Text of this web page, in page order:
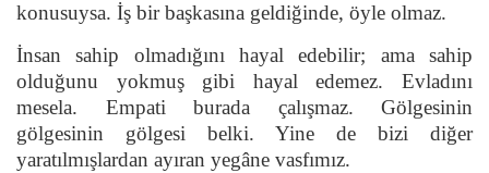
konusuysa. İş bir başkasına geldiğinde, öyle olmaz.
İnsan sahip olmadığını hayal edebilir; ama sahip
olduğunu yokmuş gibi hayal edemez. Evladını
mesela. Empati burada çalışmaz. Gölgesinin
gölgesinin gölgesi belki. Yine de bizi diğer
yaratılmışlardan ayıran yegâne vasfımız.